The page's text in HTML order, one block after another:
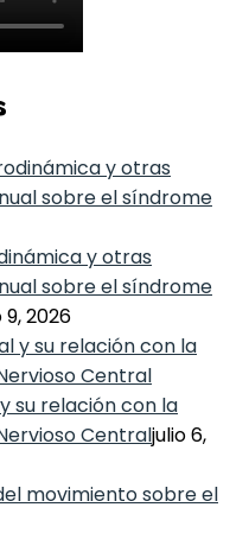
y otras
sobre el síndrome
9, 2026
su relación con la
Centraljulio 6,